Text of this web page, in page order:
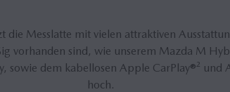
die Messlatte mit vielen attraktiven
vorhanden sind, wie unserem Mazda M
sowie dem kabellosen Apple CarPlay®² und
hoch.